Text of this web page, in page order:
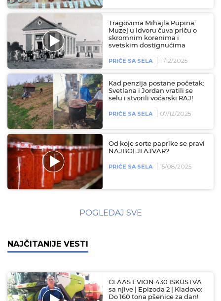
Tragovima Mihajla Pupina:
Muzej u Idvoru čuva priču o
skromnim korenima i
svetskim dostignućima
PRIČE SA SELA 11/12/2025
Kad penzija postane početak:
Svetlana i Jordan vratili se
selu i stvorili voćarski RAJ!
PRIČE SA SELA 07/12/2025
Od koje sorte paprike se pravi
NAJBOLJI AJVAR?
PRIČE SA SELA 15/08/2025
POGLEDAJ SVE
NAJČITANIJE VESTI
CLAAS EVION 430 ISKUSTVA
sa njive | Epizoda 2 | Kladovo:
Do 160 tona pšenice za dan!